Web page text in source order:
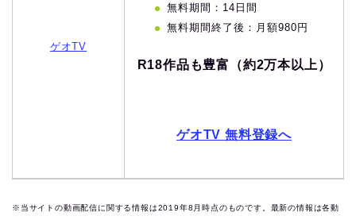
ゲオTV
無料期間：14日間
無料期間終了後：月額980円
R18作品も豊富（約2万本以上）
ゲオTV 無料登録へ
※当サイトの動画配信に関する情報は2019年8月時点のものです。最新の情報は各動